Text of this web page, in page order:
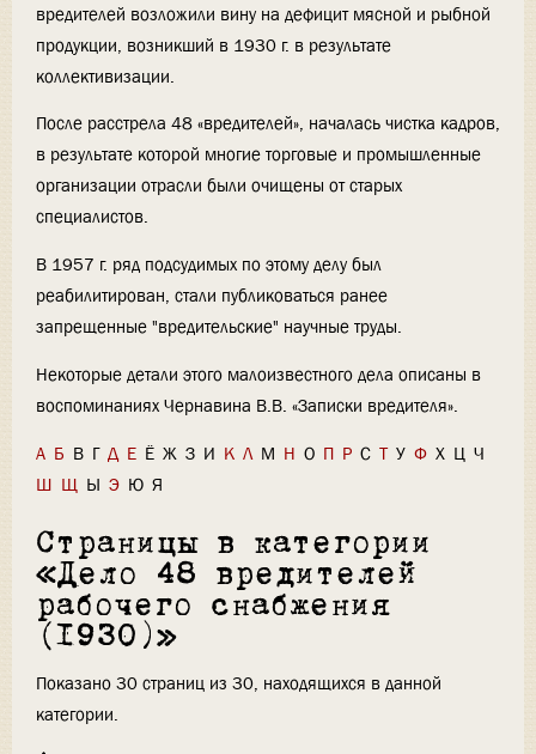
вредителей возложили вину на дефицит мясной и рыбной
продукции, возникший в 1930 г. в результате
коллективизации.
После расстрела 48 «вредителей», началась чистка кадров,
в результате которой многие торговые и промышленные
организации отрасли были очищены от старых
специалистов.
В 1957 г. ряд подсудимых по этому делу был
реабилитирован, стали публиковаться ранее
запрещенные "вредительские" научные труды.
Некоторые детали этого малоизвестного дела описаны в
воспоминаниях Чернавина В.В. «Записки вредителя».
А Б В Г Д Е Ё Ж З И К Л М Н О П Р С Т У Ф Х Ц Ч
Ш Щ Ы Э Ю Я
Страницы в категории
«Дело 48 вредителей
рабочего снабжения
(1930)»
Показано 30 страниц из 30, находящихся в данной
категории.